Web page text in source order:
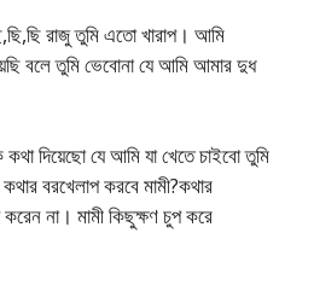
রাজু তুমি এতো খারাপ। আমি
বলে তুমি ভেবোনা যে আমি আমার দুধ
দিয়েছো যে আমি যা খেতে চাইবো তুমি
বরখেলাপ করবে মামী?কথার
করেন না। মামী কিছুক্ষণ চুপ করে